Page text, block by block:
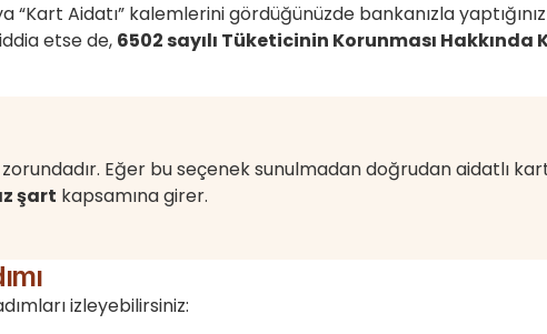
“Kart Aidatı” kalemlerini gördüğünüzde bankanızla
etse de, 6502 sayılı Tüketicinin Korunması Hakkında
Eğer bu seçenek sunulmadan doğrudan aidatlı
şart kapsamına girer.
izleyebilirsiniz: